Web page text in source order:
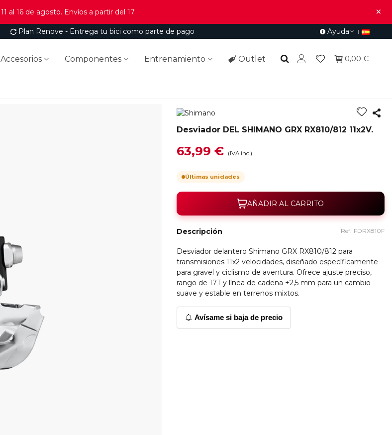
al 16 de agosto. Envíos a partir del 17 ×
Plan Renove - Entrega tu bici como parte de pago Ayuda
Accesorios Componentes Entrenamiento Outlet 0,00 €
Desviador DEL SHIMANO GRX RX810/812 11x2V.
63,99 € (IVA inc.)
Últimas unidades
AÑADIR AL CARRITO
Descripción Ref: FDRX810F
Desviador delantero Shimano GRX RX810/812 para
transmisiones 11x2 velocidades, diseñado específicamente
para gravel y ciclismo de aventura. Ofrece ajuste preciso,
rango de 17T y línea de cadena +2,5 mm para un cambio
suave y estable en terrenos mixtos.
Avísame si baja de precio